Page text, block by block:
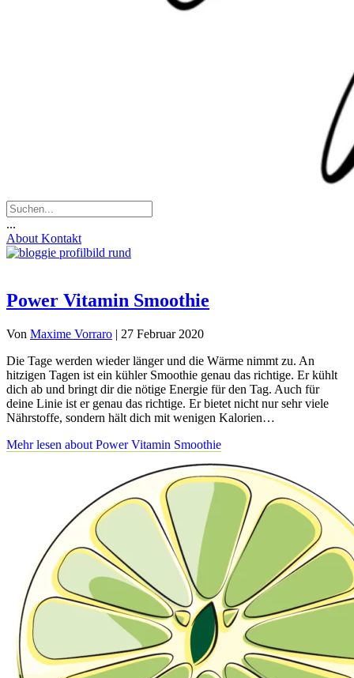
...
About Kontakt
Power Vitamin Smoothie
Von Maxime Vorraro | 27 Februar 2020
Die Tage werden wieder länger und die Wärme nimmt zu. An
hitzigen Tagen ist ein kühler Smoothie genau das richtige. Er kühlt
dich ab und bringt dir die nötige Energie für den Tag. Auch für
deine Linie ist er genau das richtige. Er bietet nicht nur sehr viele
Nährstoffe, sondern hält dich mit wenigen Kalorien…
Mehr lesen about Power Vitamin Smoothie